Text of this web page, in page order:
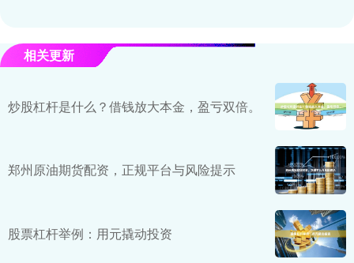
相关更新
炒股杠杆是什么？借钱放大本金，盈亏双倍。
郑州原油期货配资，正规平台与风险提示
股票杠杆举例：用元撬动投资